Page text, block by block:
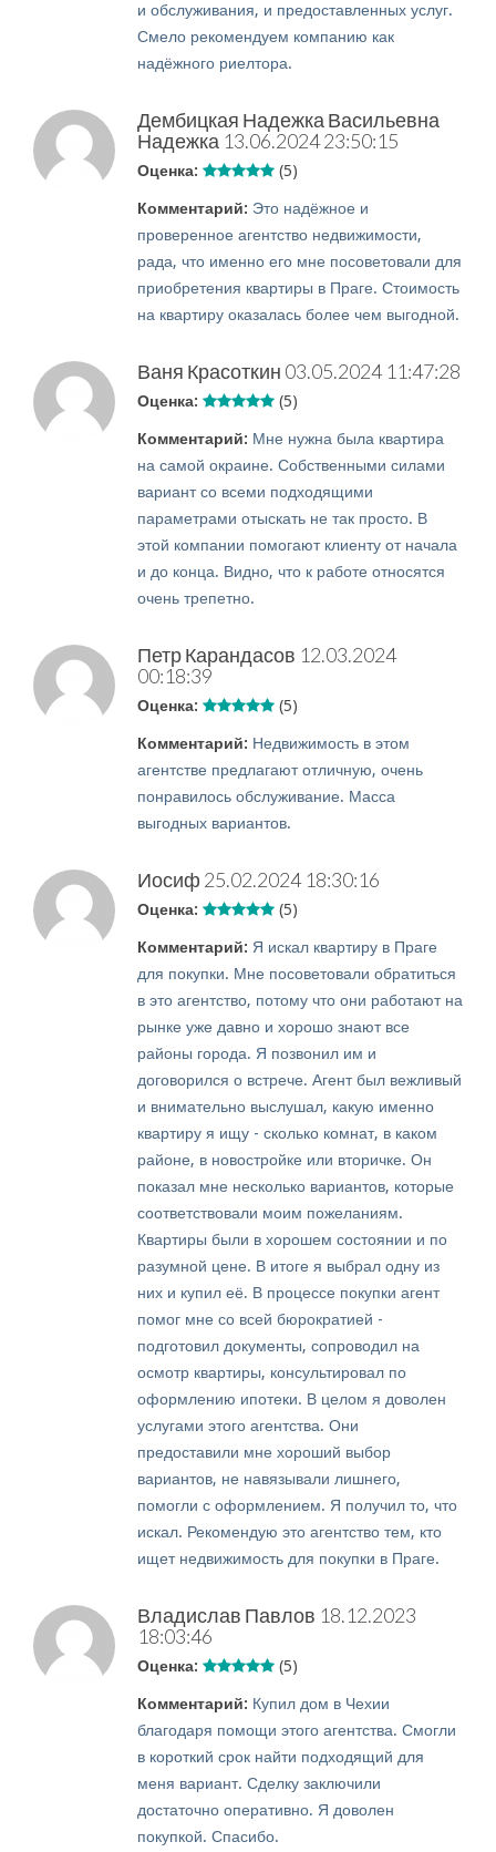
и обслуживания, и предоставленных услуг.
Смело рекомендуем компанию как
надёжного риелтора.
Дембицкая Надежка Васильевна
Надежка 13.06.2024 23:50:15
Оценка: (5)
Комментарий: Это надёжное и
проверенное агентство недвижимости,
рада, что именно его мне посоветовали для
приобретения квартиры в Праге. Стоимость
на квартиру оказалась более чем выгодной.
Ваня Красоткин 03.05.2024 11:47:28
Оценка: (5)
Комментарий: Мне нужна была квартира
на самой окраине. Собственными силами
вариант со всеми подходящими
параметрами отыскать не так просто. В
этой компании помогают клиенту от начала
и до конца. Видно, что к работе относятся
очень трепетно.
Петр Карандасов 12.03.2024
00:18:39
Оценка: (5)
Комментарий: Недвижимость в этом
агентстве предлагают отличную, очень
понравилось обслуживание. Масса
выгодных вариантов.
Иосиф 25.02.2024 18:30:16
Оценка: (5)
Комментарий: Я искал квартиру в Праге
для покупки. Мне посоветовали обратиться
в это агентство, потому что они работают на
рынке уже давно и хорошо знают все
районы города. Я позвонил им и
договорился о встрече. Агент был вежливый
и внимательно выслушал, какую именно
квартиру я ищу - сколько комнат, в каком
районе, в новостройке или вторичке. Он
показал мне несколько вариантов, которые
соответствовали моим пожеланиям.
Квартиры были в хорошем состоянии и по
разумной цене. В итоге я выбрал одну из
них и купил её. В процессе покупки агент
помог мне со всей бюрократией -
подготовил документы, сопроводил на
осмотр квартиры, консультировал по
оформлению ипотеки. В целом я доволен
услугами этого агентства. Они
предоставили мне хороший выбор
вариантов, не навязывали лишнего,
помогли с оформлением. Я получил то, что
искал. Рекомендую это агентство тем, кто
ищет недвижимость для покупки в Праге.
Владислав Павлов 18.12.2023
18:03:46
Оценка: (5)
Комментарий: Купил дом в Чехии
благодаря помощи этого агентства. Смогли
в короткий срок найти подходящий для
меня вариант. Сделку заключили
достаточно оперативно. Я доволен
покупкой. Спасибо.